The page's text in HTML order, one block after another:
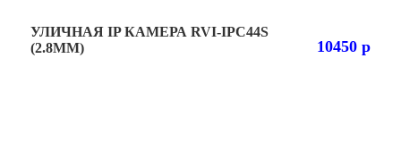
УЛИЧНАЯ IP КАМЕРА RVI-IPC44S
(2.8ММ)
10450 р